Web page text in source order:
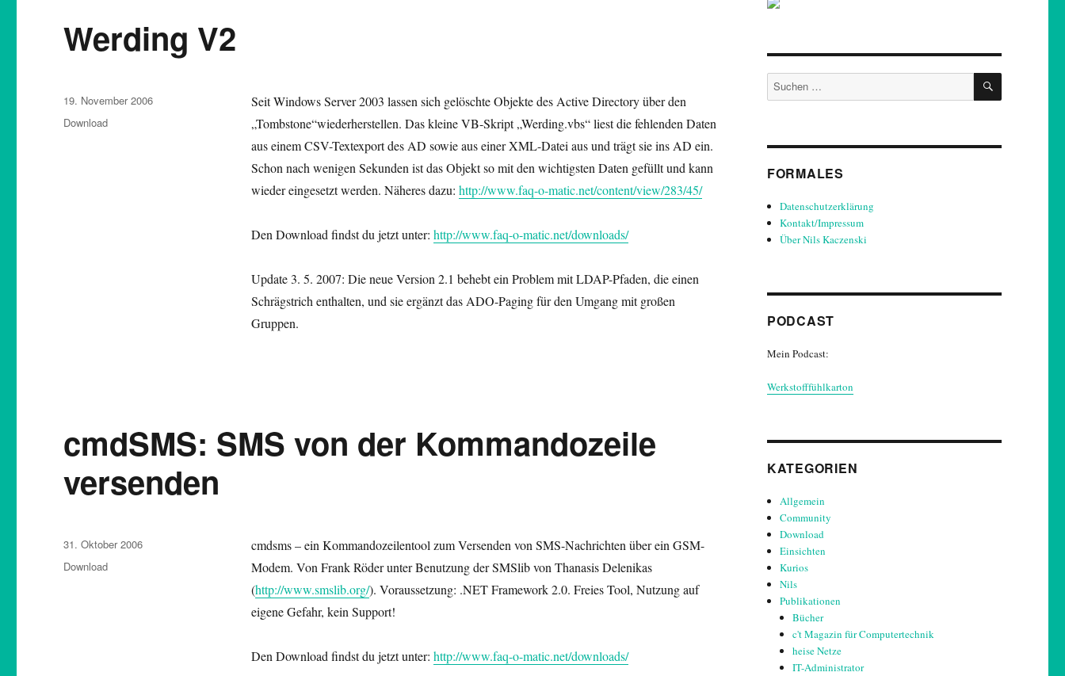
Werding V2
Seit Windows Server 2003 lassen sich gelöschte Objekte des Active Directory über den
„Tombstone“wiederherstellen. Das kleine VB-Skript „Werding.vbs“ liest die fehlenden Daten
aus einem CSV-Textexport des AD sowie aus einer XML-Datei aus und trägt sie ins AD ein.
Schon nach wenigen Sekunden ist das Objekt so mit den wichtigsten Daten gefüllt und kann
wieder eingesetzt werden. Näheres dazu: http://www.faq-o-matic.net/content/view/283/45/
Den Download findst du jetzt unter: http://www.faq-o-matic.net/downloads/
Update 3. 5. 2007: Die neue Version 2.1 behebt ein Problem mit LDAP-Pfaden, die einen
Schrägstrich enthalten, und sie ergänzt das ADO-Paging für den Umgang mit großen
Gruppen.
Veröffentlicht
am
19. November 2006
Kategorien
Download
cmdSMS: SMS von der Kommandozeile
versenden
cmdsms – ein Kommandozeilentool zum Versenden von SMS-Nachrichten über ein GSM-
Modem. Von Frank Röder unter Benutzung der SMSlib von Thanasis Delenikas
(http://www.smslib.org/). Voraussetzung: .NET Framework 2.0. Freies Tool, Nutzung auf
eigene Gefahr, kein Support!
Den Download findst du jetzt unter: http://www.faq-o-matic.net/downloads/
Veröffentlicht
am
31. Oktober 2006
Kategorien
Download
Suchen
nach:
SUCHEN
FORMALES
Datenschutzerklärung
Kontakt/Impressum
Über Nils Kaczenski
PODCAST
Mein Podcast:
Werkstofffühlkarton
KATEGORIEN
Allgemein
Community
Download
Einsichten
Kurios
Nils
Publikationen
Bücher
c't Magazin für Computertechnik
heise Netze
IT-Administrator